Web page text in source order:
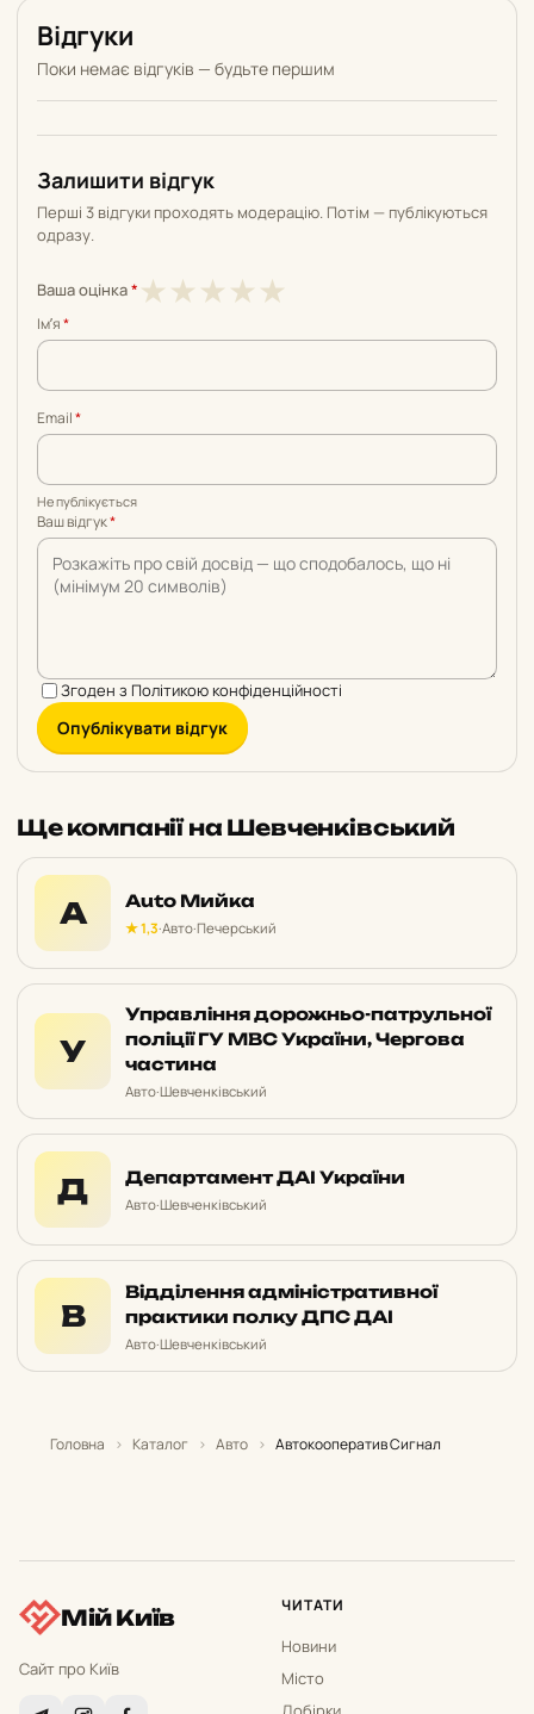
Відгуки
Поки немає відгуків — будьте першим
Залишити відгук
Перші 3 відгуки проходять модерацію. Потім — публікуються
одразу.
Ваша оцінка* ★
5
★4
5
★3
5
★2
5
★1
5
Імʼя*
Email*
Не публікується
Ваш відгук*
Згоден з Політикою конфіденційності
Опублікувати відгук
Ще компанії на Шевченківський
A Auto Мийка
★ 1,3·Авто·Печерський
У
Управління дорожньо-патрульної
поліції ГУ МВС України, Чергова
частина
Авто·Шевченківський
Д Департамент ДАІ України
Авто·Шевченківський
В
Відділення адміністративної
практики полку ДПС ДАІ
Авто·Шевченківський
Головна › Каталог › Авто › Автокооператив Сигнал
Мій Київ
Сайт про Київ
ЧИТАТИ
Новини
Місто